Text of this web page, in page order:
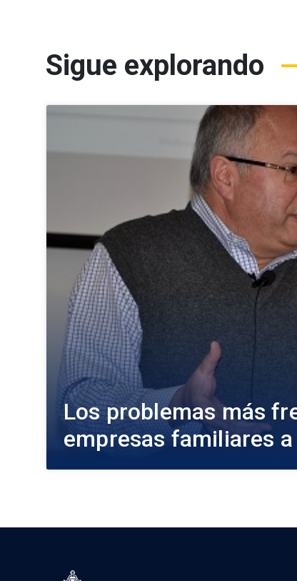
Sigue explorando
Los problemas más
empresas familiares